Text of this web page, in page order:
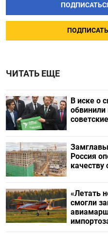
ЧИТАТЬ ЕЩЕ
В иске о
обвинили
Россия
«Летать
смогли